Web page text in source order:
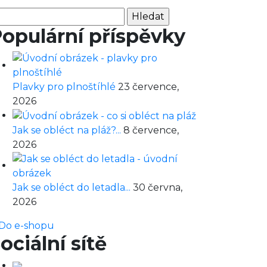
příspěvky
Plavky pro plnoštíhlé 23 července,
2026
Jak se obléct na pláž?... 8 července,
2026
Jak se obléct do letadla... 30 června,
2026
Do e-shopu
sítě